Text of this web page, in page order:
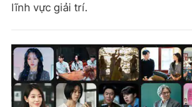
lĩnh vực giải trí.